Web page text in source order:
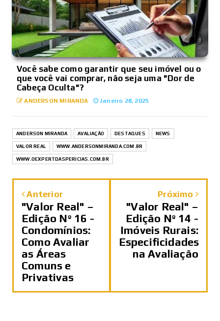
Você sabe como garantir que seu imóvel ou o
que você vai comprar, não seja uma "Dor de
Cabeça Oculta"?
ANDERSON MIRANDA Janeiro 28, 2025
ANDERSON MIRANDA AVALIAÇÃO DESTAQUES NEWS
VALOR REAL WWW.ANDERSONMIRANDA.COM.BR
WWW.OEXPERTDASPERICIAS.COM.BR
Anterior
"Valor Real" –
Edição Nº 16 -
Condomínios:
Como Avaliar
as Áreas
Comuns e
Privativas
Próximo
"Valor Real" –
Edição Nº 14 -
Imóveis Rurais:
Especificidades
na Avaliação